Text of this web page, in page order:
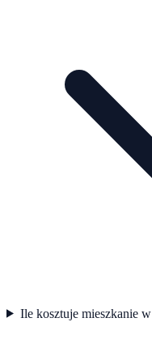
Ile kosztuje mieszkanie